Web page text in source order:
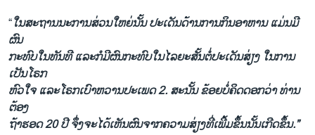
“ໃນສະຖານ​ນະ​ການສ່ວນ​ໃຫຍ່​ນັ້ນ ປະເດັນດ້ານການກິນອາຫານ ແມ່ນມີ
ຜົນ
ກະທົບໃນທັນທີ ແລະກໍມີຜົນກະທົບໃນໄລຍະສັ້ນຕໍ່ປະເດັນສ່ຽງ ໃນການ
ເປັນໂຣກ
ຫົວໃຈ ແລະໂຣກເບົາຫວານປະເພດ 2. ສະນັ້ນ ຂ້ອຍບໍ່ຄິດດອກວ່າ ທ່ານ
ຕ້ອງ
ຖ້າຮອດ 20 ປີ ຈຶ່ງຈະໄດ້ເຫັນຜົນ​ຈາກຄວາມສ່ຽງທີ່ເພີ້ມຂຶ້ນນັ້ນເກີດຂຶ້ນ.”